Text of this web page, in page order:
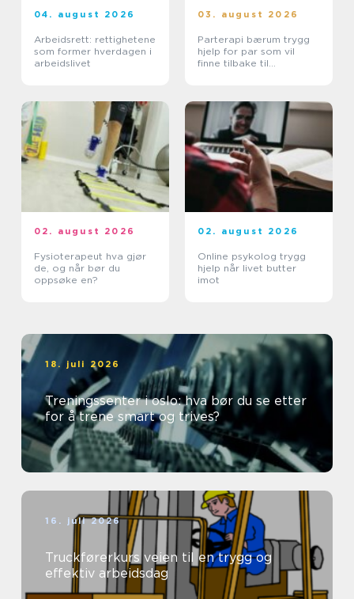
04. august 2026
Arbeidsrett: rettighetene
som former hverdagen i
arbeidslivet
03. august 2026
Parterapi bærum trygg
hjelp for par som vil
finne tilbake til
02. august 2026
Fysioterapeut hva gjør
de, og når bør du
oppsøke en?
02. august 2026
Online psykolog trygg
hjelp når livet butter
imot
18. juli 2026
Treningssenter i oslo: hva bør du se etter
for å trene smart og trives?
16. juli 2026
Truckførerkurs veien til en trygg og
effektiv arbeidsdag